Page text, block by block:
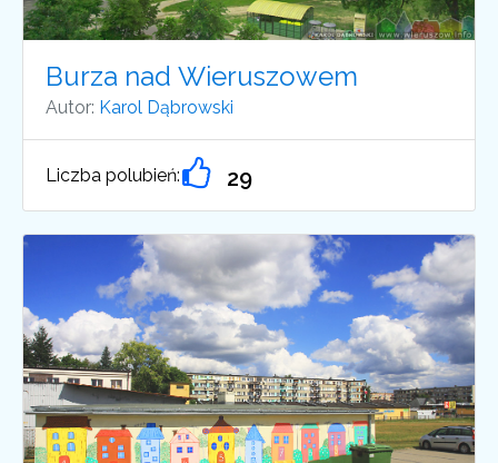
Burza nad Wieruszowem
Autor: Karol Dąbrowski
Liczba polubień: 29